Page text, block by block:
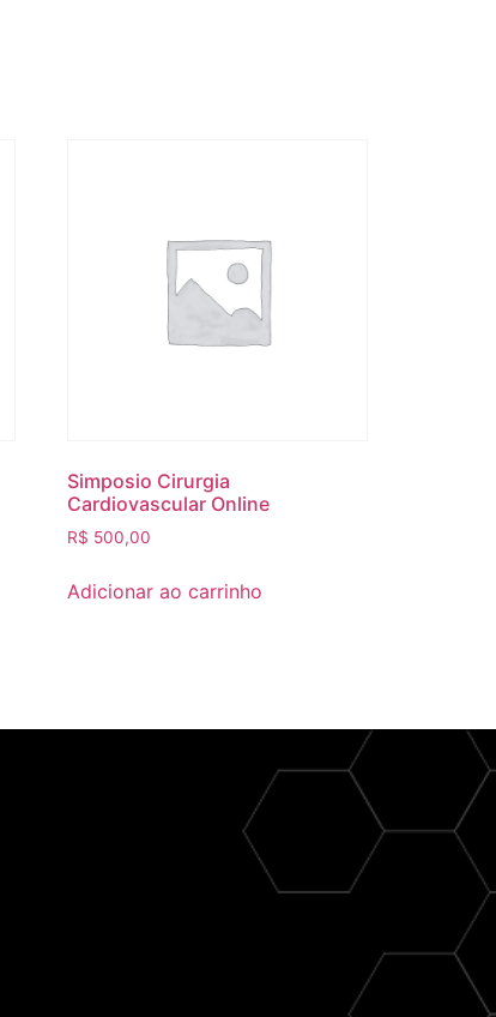
Simposio Cirurgia
Cardiovascular Online
R$ 500,00
Adicionar ao carrinho